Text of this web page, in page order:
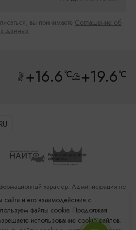
вы принимаете Соглашение об
данных
+16.6°C +19.6°C
характер. Администрация не
услуг, предоставленных
и его взаимодействия с
файлы cookie. Продолжая
использование cookie-файлов.